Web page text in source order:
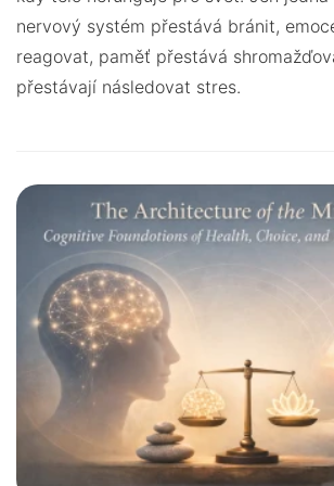
nervový systém přestává bránit,
reagovat, paměť přestává
přestávají následovat stres.